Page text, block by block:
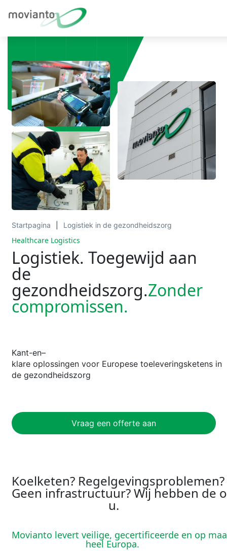
Startpagina Logistiek in de gezondheidszorg
Healthcare Logistics
Logistiek. Toegewijd aan
de
gezondheidszorg.Zonder
compromissen.
Kant-en–
klare oplossingen voor Europese toeleveringsketensin
de gezondheidszorg
Vraag een offerte aan
Koelketen? Regelgevingsproblemen?
Geen infrastructuur?Wij hebben de
u.
Movianto levert veilige, gecertificeerde en op
heel Europa.